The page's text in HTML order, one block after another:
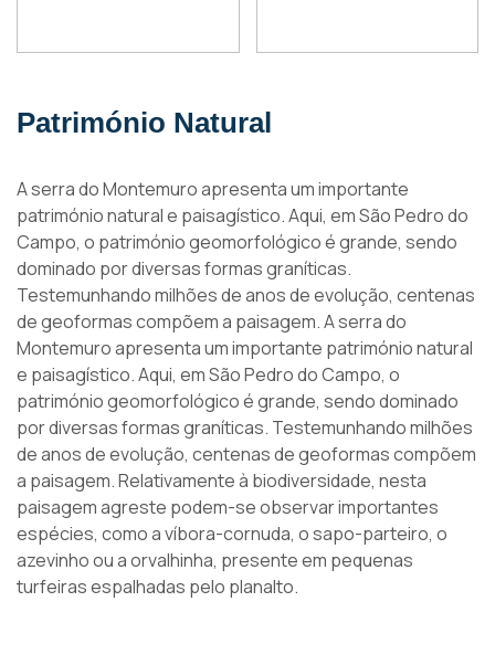
Património Natural
A serra do Montemuro apresenta um importante
património natural e paisagístico. Aqui, em São Pedro do
Campo, o património geomorfológico é grande, sendo
dominado por diversas formas graníticas.
Testemunhando milhões de anos de evolução, centenas
de geoformas compõem a paisagem. A serra do
Montemuro apresenta um importante património natural
e paisagístico. Aqui, em São Pedro do Campo, o
património geomorfológico é grande, sendo dominado
por diversas formas graníticas. Testemunhando milhões
de anos de evolução, centenas de geoformas compõem
a paisagem. Relativamente à biodiversidade, nesta
paisagem agreste podem-se observar importantes
espécies, como a víbora-cornuda, o sapo-parteiro, o
azevinho ou a orvalhinha, presente em pequenas
turfeiras espalhadas pelo planalto.